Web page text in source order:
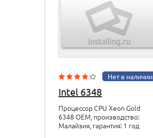
Нет в наличии
Intel 6348
Процессор CPU Xeon Gold
6348 OEM, производство:
Малайзия, гарантия: 1 год